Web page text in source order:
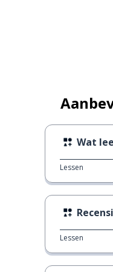
Wat
Lessen
Lessen